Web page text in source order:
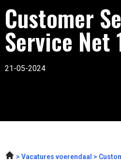
Customer
Service
21-05-2024
Vacatures voerendaal